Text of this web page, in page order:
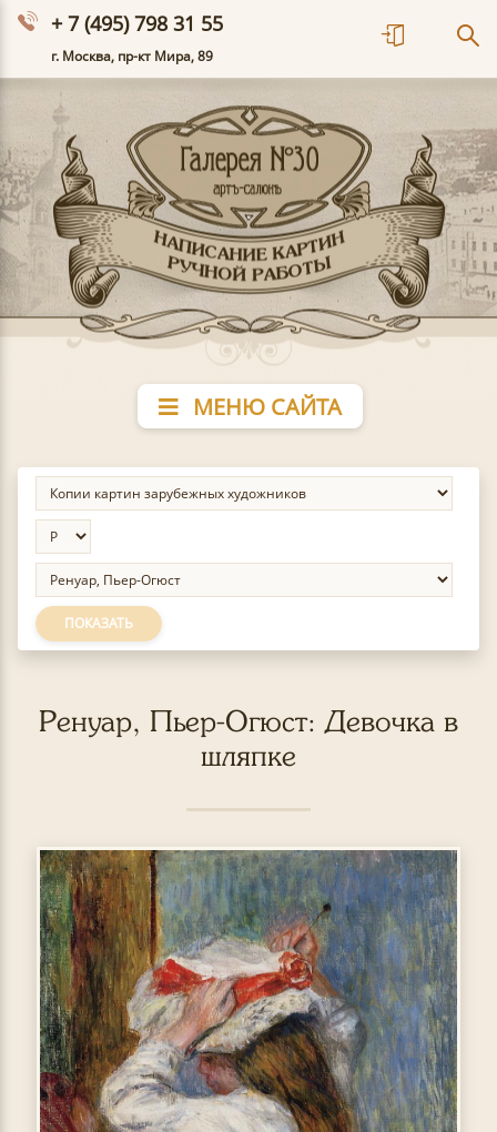
+ 7 (495) 798 31 55
г. Москва, пр-кт Мира, 89
МЕНЮ САЙТА
ПОКАЗАТЬ
Ренуар, Пьер-Огюст: Девочка в
шляпке